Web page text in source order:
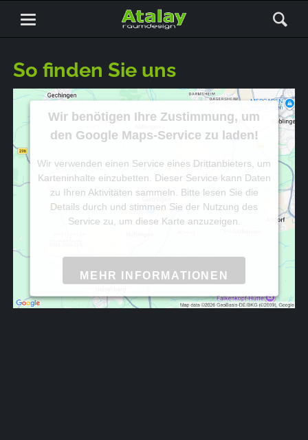
So finden Sie uns
Wir benötigen Ihre Zustimmung, um
den Google Maps-Service zu laden!
Wir verwenden einen Service eines Drittanbieters, um
Karteninhalte einzubetten. Dieser Service kann Daten
zu Ihren Aktivitäten sammeln. Bitte lesen Sie die
Details durch und stimmen Sie der Nutzung des
Service zu, um diese Karte anzuzeigen.
MEHR INFORMATIONEN